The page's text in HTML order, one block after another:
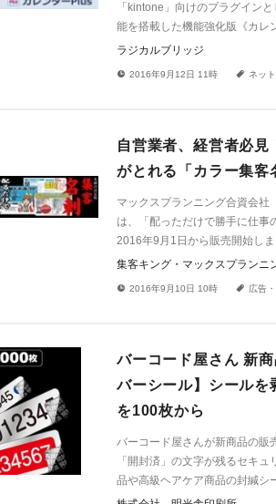
「kintone」向けのプラグイン
能を搭載した機能強化版《カレ
ラジカルブリッジ
! 2016年9月12日 11時 a ネッ
自営業者、経営者必
がとれる「カラー集客
マックスプランニング合資会社
は、「配っただけで勝手に仕
2016年9月1日から販売開始し
集客キング・マックスプランニ
! 2016年9月10日 10時 a 広告
バーコード屋さん 新
バーシール】シールを
を100枚から
バーコード屋さんが新商品の販
「開封済」の文字が残るセキ
品や高級ヘアケア商品の封緘シ